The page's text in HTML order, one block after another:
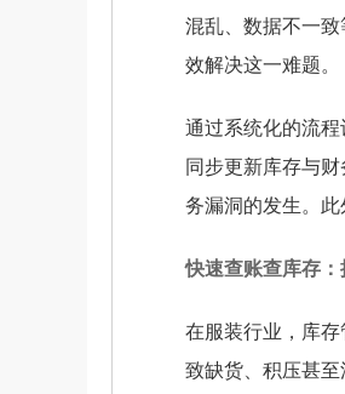
混乱、数据不一
效解决这一难题。
通过系统化的流
同步更新库存与
务漏洞的发生。
快速查账查库存
在服装行业，库
致缺货、积压甚